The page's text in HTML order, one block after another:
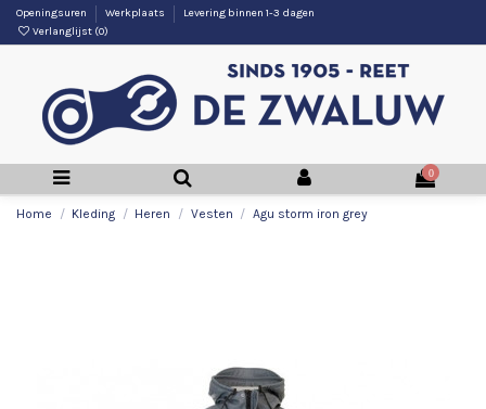
Openingsuren Werkplaats
Levering binnen 1-3 dagen
Verlanglijst (0)
0
Home Kleding Heren Vesten Agu storm iron grey